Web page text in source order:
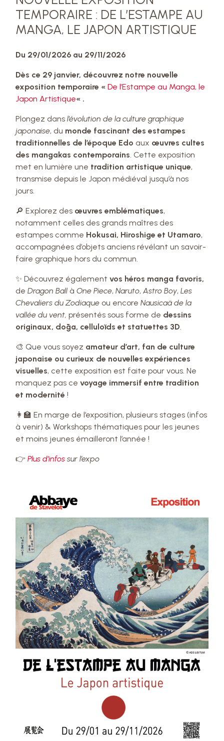
TEMPORAIRE : DE L’ESTAMPE AU
MANGA, LE JAPON ARTISTIQUE
Du 29/01/2026 au 29/11/2026
Dès ce 29 janvier, découvrez notre nouvelle
exposition temporaire «De l’Estampe au Manga, le
Japon Artistique« .
Plongez dansl’évolution de la culture graphique
japonaise, du monde fascinant des estampes
traditionnelles de l’époque Edo aux œuvres cultes
des mangakas contemporains. Cette exposition
met en lumière une tradition artistique unique,
transmise depuis le Japon médiéval jusqu’à nos
jours.
🔎 Explorez des œuvres emblématiques,
notamment celles des grands maîtres des
estampes comme Hokusai, Hiroshige et Utamaro,
accompagnées d’objets anciens révélant un savoir-
faire graphique hors du commun.
✨ Découvrez égalementvos héros manga favoris,
deDragon Ball àOne Piece,Naruto,Astro Boy,Les
Chevaliers du Zodiaque ou encoreNausicaä de la
vallée du vent, présentés sous forme de dessins
originaux, dōga, celluloïds et statuettes 3D.
🎨 Que vous soyez amateur d’art, fan de culture
japonaise ou curieux de nouvelles expériences
visuelles, cette exposition est faite pour vous. Ne
manquez pas cevoyage immersif entre tradition
et modernité !
👩‍🏫 En marge de l’exposition, plusieurs stages (infos
à venir) & Workshops thématiques pour les jeunes
et moins jeunes émailleront l’année !
👉Plus d’infos sur l’expo